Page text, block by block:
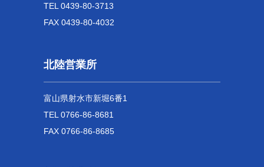
TEL 0439-80-3713
FAX 0439-80-4032
北陸営業所
富山県射水市新堀6番1
TEL 0766-86-8681
FAX 0766-86-8685